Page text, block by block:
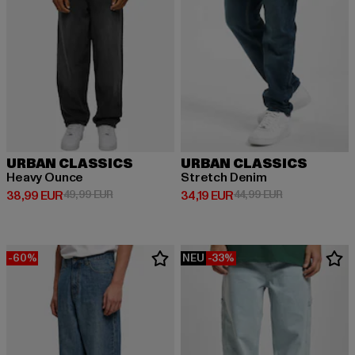
URBAN CLASSICS
Heavy Ounce
38,99 EUR
Derzeitiger Preis: 38,99 EUR
49,99 EURAktionspreis: 49,99 EUR
URBAN CLASSICS
Stretch Denim
34,19 EUR
Derzeitiger Preis: 34,19 EUR
44,99 EURAktionspreis:
-60% NEU -33%